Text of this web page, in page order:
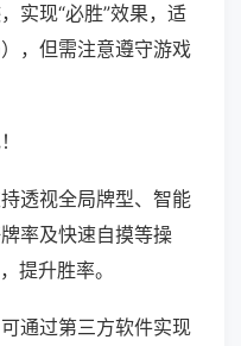
实现“必胜”效果，适
，但需注意遵守游戏
透视全局牌型、智能
率及快速自摸等操
提升胜率。
通过第三方软件实现